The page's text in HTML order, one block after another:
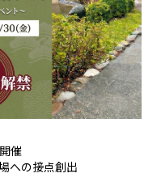
催
への接点創出